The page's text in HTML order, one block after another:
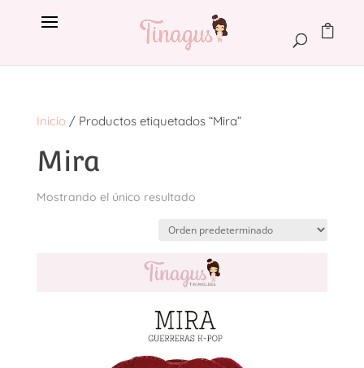
Inicio/ Productos etiquetados “Mira”
Mira
Mostrando el único resultado